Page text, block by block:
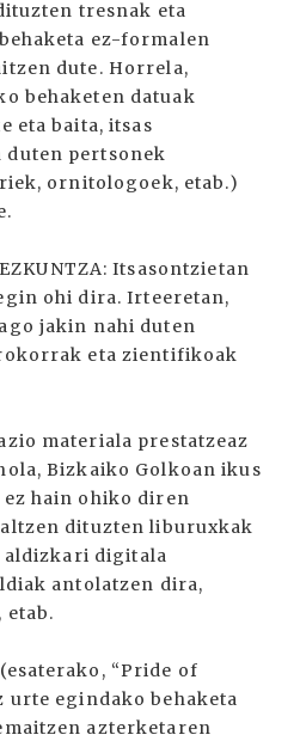
tresnak eta
ez-formalen
dute. Horrela,
behaketen datuak
eta baita, itsas
pertsonek
ornitologoek, etab.)
Itsasontzietan
ohi dira. Irteeretan,
jakin nahi duten
eta zientifikoak
materiala prestatzeaz
Bizkaiko Golkoan ikus
hain ohiko diren
dituzten liburuxkak
digitala
antolatzen dira,
etab.
“Pride of
egindako behaketa
azterketaren